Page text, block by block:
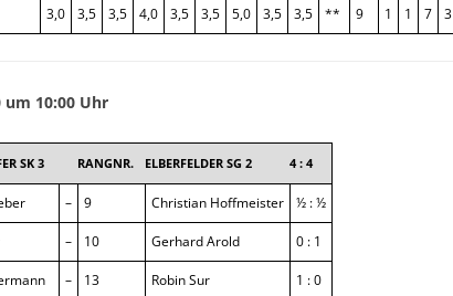
3,0 3,5 3,5 4,0 3,5 3,5 5,0 3,5 3,5 ** 9 1 1 7 3
um 10:00 Uhr
SK 3 RANGNR. ELBERFELDER SG 2 4 : 4
– 9 Christian Hoffmeister ½ : ½
– 10 Gerhard Arold 0 : 1
– 13 Robin Sur 1 : 0